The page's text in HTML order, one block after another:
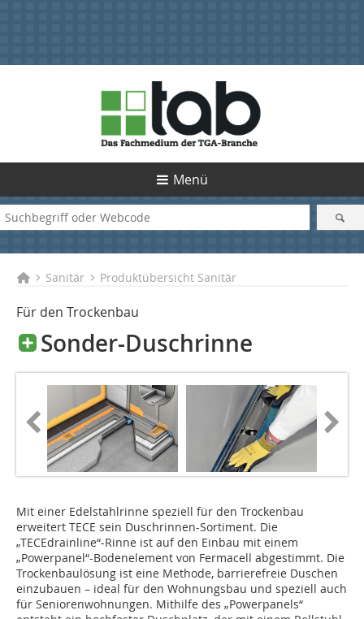
Menü
Sanitär Produktübersicht Sanitär
Für den Trockenbau
Sonder-Duschrinne
Mit einer Edelstahlrinne speziell für den Trockenbau
erweitert TECE sein Duschrinnen-Sortiment. Die
„TECEdrainline“-Rinne ist auf den Einbau mit einem
„Powerpanel“-Bodenelement von Fermacell abgestimmt. Die
Trockenbaulösung ist eine Methode, barrierefreie Duschen
einzubauen – ideal für den Wohnungsbau und speziell auch
für Seniorenwohnungen. Mithilfe des „Powerpanels“